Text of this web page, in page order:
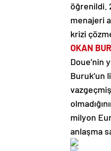
öğrenildi.
menajeri
krizi
OKAN
Doue’nin
Buruk’un
milyon
anlaşma